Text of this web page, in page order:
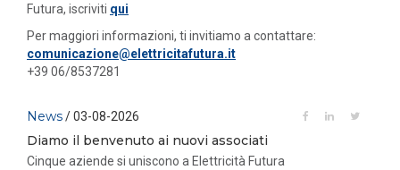
Futura, iscriviti qui
Per maggiori informazioni, ti invitiamo a contattare:
comunicazione@elettricitafutura.it
+39 06/8537281
News/ 03-08-2026
Diamo il benvenuto ai nuovi associati
Cinque aziende si uniscono a Elettricità Futura